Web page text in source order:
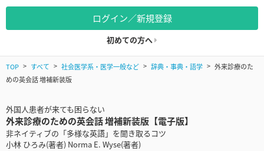
ログイン／新規登録
初めての方へ
TOP すべて 社会医学系・医学一般など 辞典・事典・語学
外来診療のた
めの英会話 増補新装版
外国人患者が来ても困らない
外来診療のための英会話 増補新装版【電子版】
非ネイティブの「多様な英語」を聞き取るコツ
小林 ひろみ(著者) Norma E. Wyse(著者)